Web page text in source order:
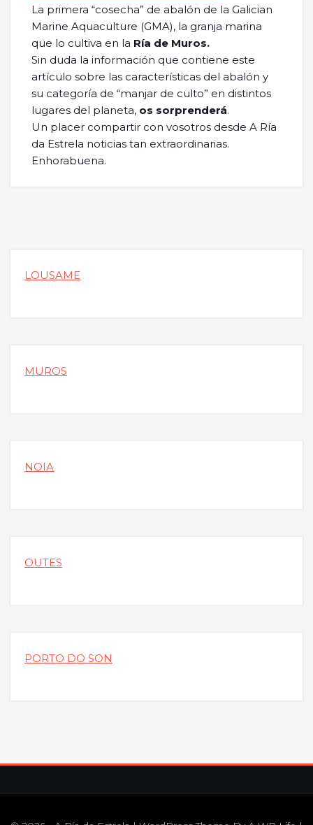
La primera “cosecha” de abalón de la Galician
Marine Aquaculture (GMA), la granja marina
que lo cultiva en la Ría de Muros.
Sin duda la información que contiene este
artículo sobre las características del abalón y
su categoría de “manjar de culto” en distintos
lugares del planeta, os sorprenderá.
Un placer compartir con vosotros desde A Ría
da Estrela noticias tan extraordinarias.
Enhorabuena.
LOUSAME
MUROS
NOIA
OUTES
PORTO DO SON